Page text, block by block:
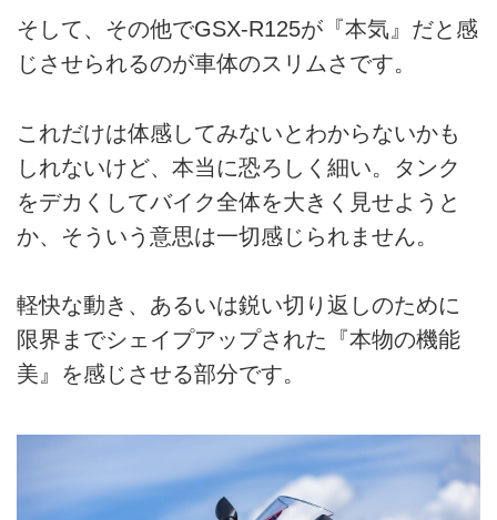
そして、その他でGSX-R125が『本気』だと感
じさせられるのが車体のスリムさです。
これだけは体感してみないとわからないかも
しれないけど、本当に恐ろしく細い。タンク
をデカくしてバイク全体を大きく見せようと
か、そういう意思は一切感じられません。
軽快な動き、あるいは鋭い切り返しのために
限界までシェイプアップされた『本物の機能
美』を感じさせる部分です。